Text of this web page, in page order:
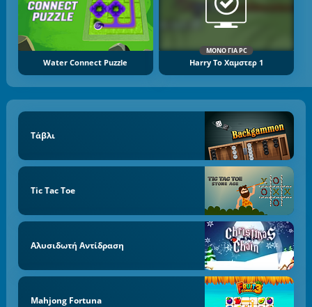
Water Connect Puzzle
ΜΌΝΟ ΓΙΑ PC
Harry Το Χαμστερ 1
Τάβλι
Tic Tac Toe
Αλυσιδωτή Αντίδραση
Mahjong Fortuna